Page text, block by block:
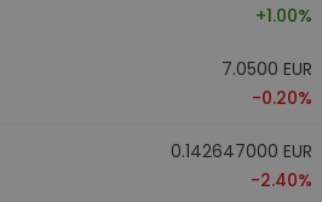
+1.00%
7.0500 EUR
-0.20%
0.142647000 EUR
-2.40%